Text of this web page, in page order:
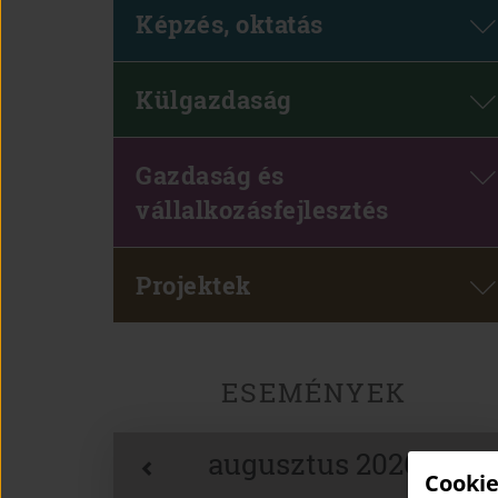
Képzés, oktatás
Külgazdaság
Gazdaság és
vállalkozásfejlesztés
Projektek
ESEMÉNYEK
augusztus 2026